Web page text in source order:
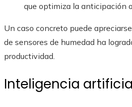
que optimiza la anticipación
Un caso concreto puede
de sensores de humedad ha
productividad.
Inteligencia